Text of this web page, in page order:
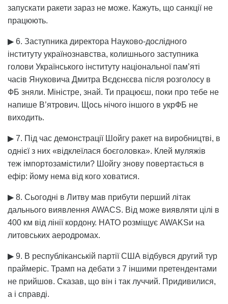
запускати ракети зараз не може. Кажуть, що санкції не
працюють.
▶ 6. Заступника директора Науково-дослідного
інституту українознавства, колишнього заступника
голови Українського інституту національної пам’яті
часів Януковича Дмитра Вєдєнєєва після розголосу в
ФБ зняли. Міністре, знай. Ти працюєш, поки про тебе не
напише В’ятрович. Щось нічого іншого в укрФБ не
виходить.
▶ 7. Під час демонстрації Шойгу ракет на виробництві, в
однієї з них «відклеїлася боєголовка». Клей муляжів
теж імпортозамістили? Шойгу знову повертається в
ефір: йому нема від кого ховатися.
▶ 8. Сьогодні в Литву мав прибути перший літак
дальнього виявлення AWACS. Від може виявляти цілі в
400 км від лінії кордону. НАТО розміщує AWAKSи на
литовських аеродромах.
▶ 9. В республіканській партії США відбувся другий тур
праймеріс. Трамп на дебати з 7 іншими претендентами
не прийшов. Сказав, що він і так луччий. Придивилися,
а і справді.